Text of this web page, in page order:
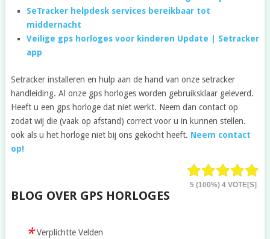
SeTracker helpdesk services bereikbaar tot
middernacht
Veilige gps horloges voor kinderen Update | Setracker
app
Setracker installeren en hulp aan de hand van onze setracker
handleiding. Al onze gps horloges worden gebruiksklaar geleverd.
Heeft u een gps horloge dat niet werkt. Neem dan contact op
zodat wij die (vaak op afstand) correct voor u in kunnen stellen.
ook als u het horloge niet bij ons gekocht heeft. Neem contact
op!
5(100%) 4VOTE[S]
BLOG OVER GPS HORLOGES
Verplichtte Velden